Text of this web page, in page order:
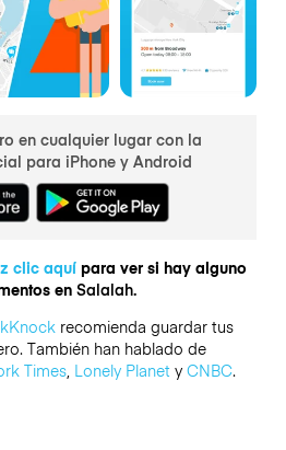
en cualquier lugar con la
para iPhone y Android
clic aquípara ver si hay alguno
en Salalah.
recomienda guardar tus
También han hablado de
Times, Lonely Planety CNBC.